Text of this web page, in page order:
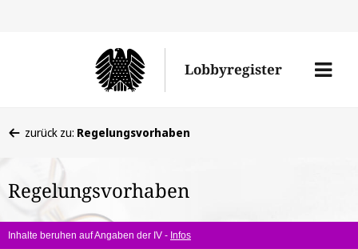
Lobbyregister
Menü
befinden
hier:
zurück zu: Regelungsvorhaben
Regelungsvorhaben
Inhalte beruhen auf Angaben der IV - Infos